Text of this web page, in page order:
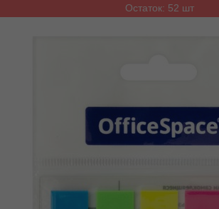
Остаток: 52 шт